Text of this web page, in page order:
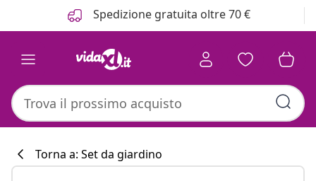
Spedizione gratuita oltre 70 €
Torna a: Set da giardino